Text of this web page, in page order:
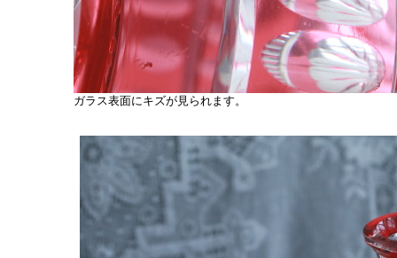
ガラス表面にキズが見られます。